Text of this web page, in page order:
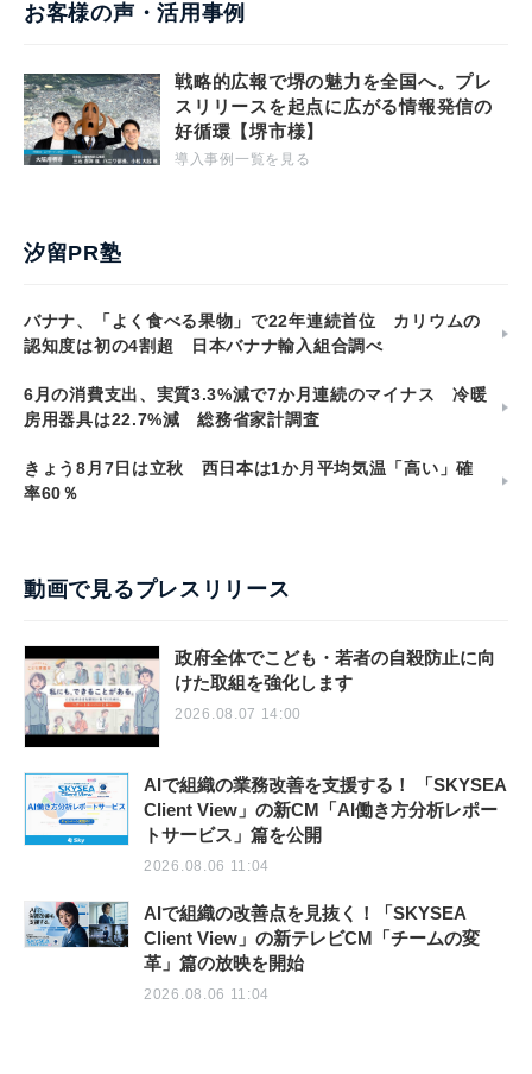
お客様の声・活用事例
戦略的広報で堺の魅力を全国へ。プレ
スリリースを起点に広がる情報発信の
好循環【堺市様】
導入事例一覧を見る
汐留PR塾
バナナ、「よく食べる果物」で22年連続首位 カリウムの
認知度は初の4割超 日本バナナ輸入組合調べ
6月の消費支出、実質3.3%減で7か月連続のマイナス 冷暖
房用器具は22.7%減 総務省家計調査
きょう8月7日は立秋 西日本は1か月平均気温「高い」確
率60％
動画で見るプレスリリース
政府全体でこども・若者の自殺防止に向
けた取組を強化します
2026.08.07 14:00
AIで組織の業務改善を支援する！ 「SKYSEA
Client View」の新CM「AI働き方分析レポー
トサービス」篇を公開
2026.08.06 11:04
AIで組織の改善点を見抜く！「SKYSEA
Client View」の新テレビCM「チームの変
革」篇の放映を開始
2026.08.06 11:04